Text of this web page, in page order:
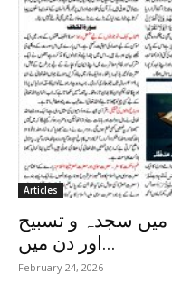
Articles
میں سجدہ و تسبیح
اور دن میں...
February 24, 2026